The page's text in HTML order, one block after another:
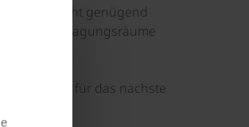
da es nicht genügend
der Tagungsräume
wieder für das nächste